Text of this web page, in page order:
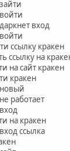
вход
ссылку кракен
ссылку на
на сайт кракен
кракен
работает
на кракен
ссылка